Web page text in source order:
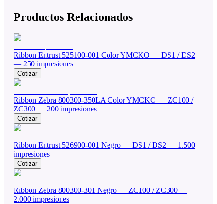
Productos Relacionados
Ribbon Entrust 525100-001 Color YMCKO — DS1 / DS2
— 250 impresiones
Cotizar
Ribbon Zebra 800300-350LA Color YMCKO — ZC100 /
ZC300 — 200 impresiones
Cotizar
Ribbon Entrust 526900-001 Negro — DS1 / DS2 — 1.500
impresiones
Cotizar
Ribbon Zebra 800300-301 Negro — ZC100 / ZC300 —
2.000 impresiones